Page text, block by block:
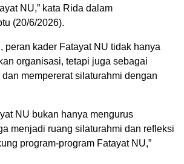
NU,” kata Rida dalam
(20/6/2026).
peran kader Fatayat NU tidak hanya
organisasi, tetapi juga sebagai
mempererat silaturahmi dengan
NU bukan hanya mengurus
menjadi ruang silaturahmi dan refleksi
program-program Fatayat NU,”